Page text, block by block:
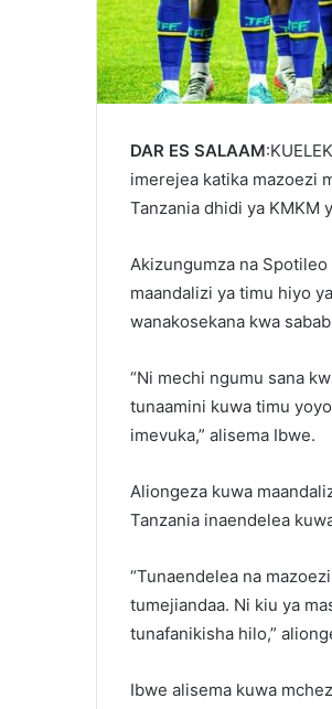
DAR ES SALAAM
imerejea katika mazoezi
Tanzania dhidi ya KMKM
Akizungumza na Spotileo
maandalizi ya timu hiyo
wanakosekana kwa
“Ni mechi ngumu sana
tunaamini kuwa timu
imevuka,” alisema Ibwe.
Aliongeza kuwa
Tanzania inaendelea
“Tunaendelea na
tumejiandaa. Ni kiu ya
tunafanikisha hilo,”
Ibwe alisema kuwa